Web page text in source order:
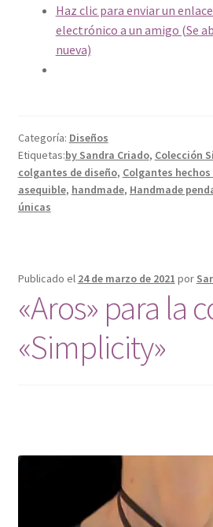
Haz clic para enviar un
electrónico a un amigo (Se
nueva)
Categoría: Diseños
Etiquetas:by Sandra Criado, Colección
colgantes de diseño, Colgantes
asequible, handmade, Handmade
únicas
Publicado el 24 de marzo de 2021 por
«Aros» para la
«Simplicity»